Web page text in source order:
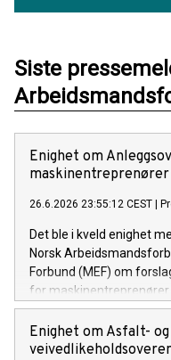
Siste
Enighet om
maskinentreprenører
26.6.2026 23:55:12 CEST
Det ble i kveld enighet
Norsk
Forbund (MEF) om
for maskinentreprenører
Enighet om Asfalt- og